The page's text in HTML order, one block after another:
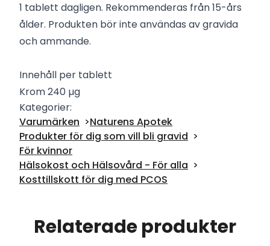
1 tablett dagligen. Rekommenderas från 15-års
ålder. Produkten bör inte användas av gravida
och ammande.
Innehåll per tablett
Krom 240 µg
Kategorier:
Varumärken
Naturens Apotek
Produkter för dig som vill bli gravid
För kvinnor
Hälsokost och Hälsovård - För alla
Kosttillskott för dig med PCOS
Relaterade produkter